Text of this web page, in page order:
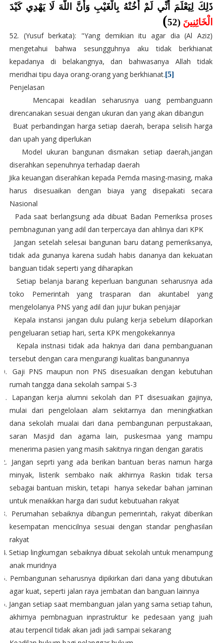
ذَلِكَ لِيَعْلَمَ أَنِّي لَمْ أَخُنْهُ بِالْغَيْبِ وَأَنَّ اللَّهَ لَا يَهْدِي كَيْدَ
الْخَائِنِين َ (52 )
52. (Yusuf berkata): "Yang demikian itu agar dia (Al Aziz)
mengetahui bahwa sesungguhnya aku tidak berkhianat
kepadanya di belakangnya, dan bahwasanya Allah tidak
meridhai tipu daya orang-orang yang berkhianat.[5]
Penjelasan
Mencapai keadilan seharusnya uang pembanguann
direncanakan sesuai dengan ukuran dan yang akan dibangun
Buat perbandingan harga setiap daerah, berapa selisih harga
dan upah yang diperlukan
Model ukuran bangunan dismakan setiap daerah,jangan
diserahkan sepenuhnya terhadap daerah
Jika keuangan diserahkan kepada Pemda masing-masing, maka
harus disesuaikan dengan biaya yang disepakati secara
Nasional
Pada saat berlangsung ada dibuat Badan Pemeriksa proses
pembnagunan yang adil dan terpercaya dan ahlinya dari KPK
Jangan setelah selesai bangunan baru datang pemeriksanya,
tidak ada gunanya karena sudah habis dananya dan kekuatan
banguan tidak seperti yang diharapkan
Setiap belanja barang keperluan bangunan seharusnya ada
toko Pemerintah yang trasparan dan akuntabel yang
mengelolanya PNS yang adil dan jujur bukan penjajar
Kepala instansi jangan dulu pulang kerja sebelum dilaporkan
pengeluaran setiap hari, serta KPK mengokekannya
Kepala instnasi tidak ada haknya dari dana pembanguanan
tersebut dengan cara mengurangi kualitas bangunannya
Gaji PNS maupun non PNS disesuaikan dengan kebutuhan
rumah tangga dana sekolah sampai S-3
Lapangan kerja alumni sekolah dan PT disesuaikan gajinya,
mulai dari pengelolaan alam sekitarnya dan meningkatkan
dana sekolah mualai dari dana pembangunan perpustakaan,
saran Masjid dan agama lain, puskesmaa yang mampu
menerima pasien yang masih sakitnya ringan dengan garatis
Jangan seprti yang ada berikan bantuan beras namun harga
minyak, listerik sembako naik akhirnya Raskin tidak tersa
sebagai bantuan miskin, tetapi
hanya sekedar bahan jaminan
untuk menaikkan harga dari sudut kebutuahan rakyat
Perumahan sebaiknya dibangun pemerintah, rakyat diberikan
kesempatan mencicilnya sesuai dengan standar penghasilan
rakyat
Setiap lingkumgan sebaiknya dibuat sekolah untuk menampung
anak muridnya
Pembangunan seharusnya dipikirkan dari dana yang dibutukan
agar kuat, seperti jalan raya jembatan dan banguan lainnya
Jangan setiap saat membanguan jalan yang sama setiap tahun,
akhirnya pembnaguan inprastruktur ke pedesaan yang juah
atau terpencil tidak akan jadi jadi sampai sekarang